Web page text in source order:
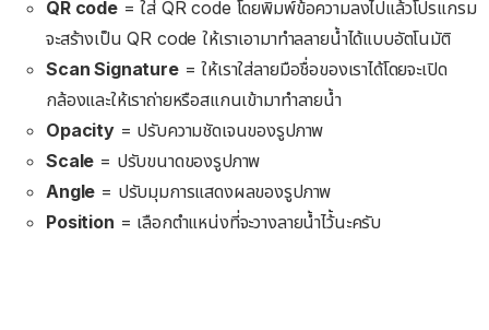
QR code= ใส่ QR code โดยพิมพ์ข้อความลงไปแล้วโปรแกรม
จะสร้างเป็น QR code ให้เราเอามาทำลลายน้ำได้แบบอัตโนมัติ
Scan Signature= ให้เราใส่ลายมือชื่อของเราได้โดยจะเปิด
กล้องและให้เราถ่ายหรือสแกนเข้ามาทำลายน้ำ
Opacity= ปรับความชัดเจนของรูปภาพ
Scale = ปรับขนาดของรูปภาพ
Angle = ปรับมุมการแสดงผลของรูปภาพ
Position = เลือกตำแหน่งที่จะวางลายน้ำไว้้นะครับ